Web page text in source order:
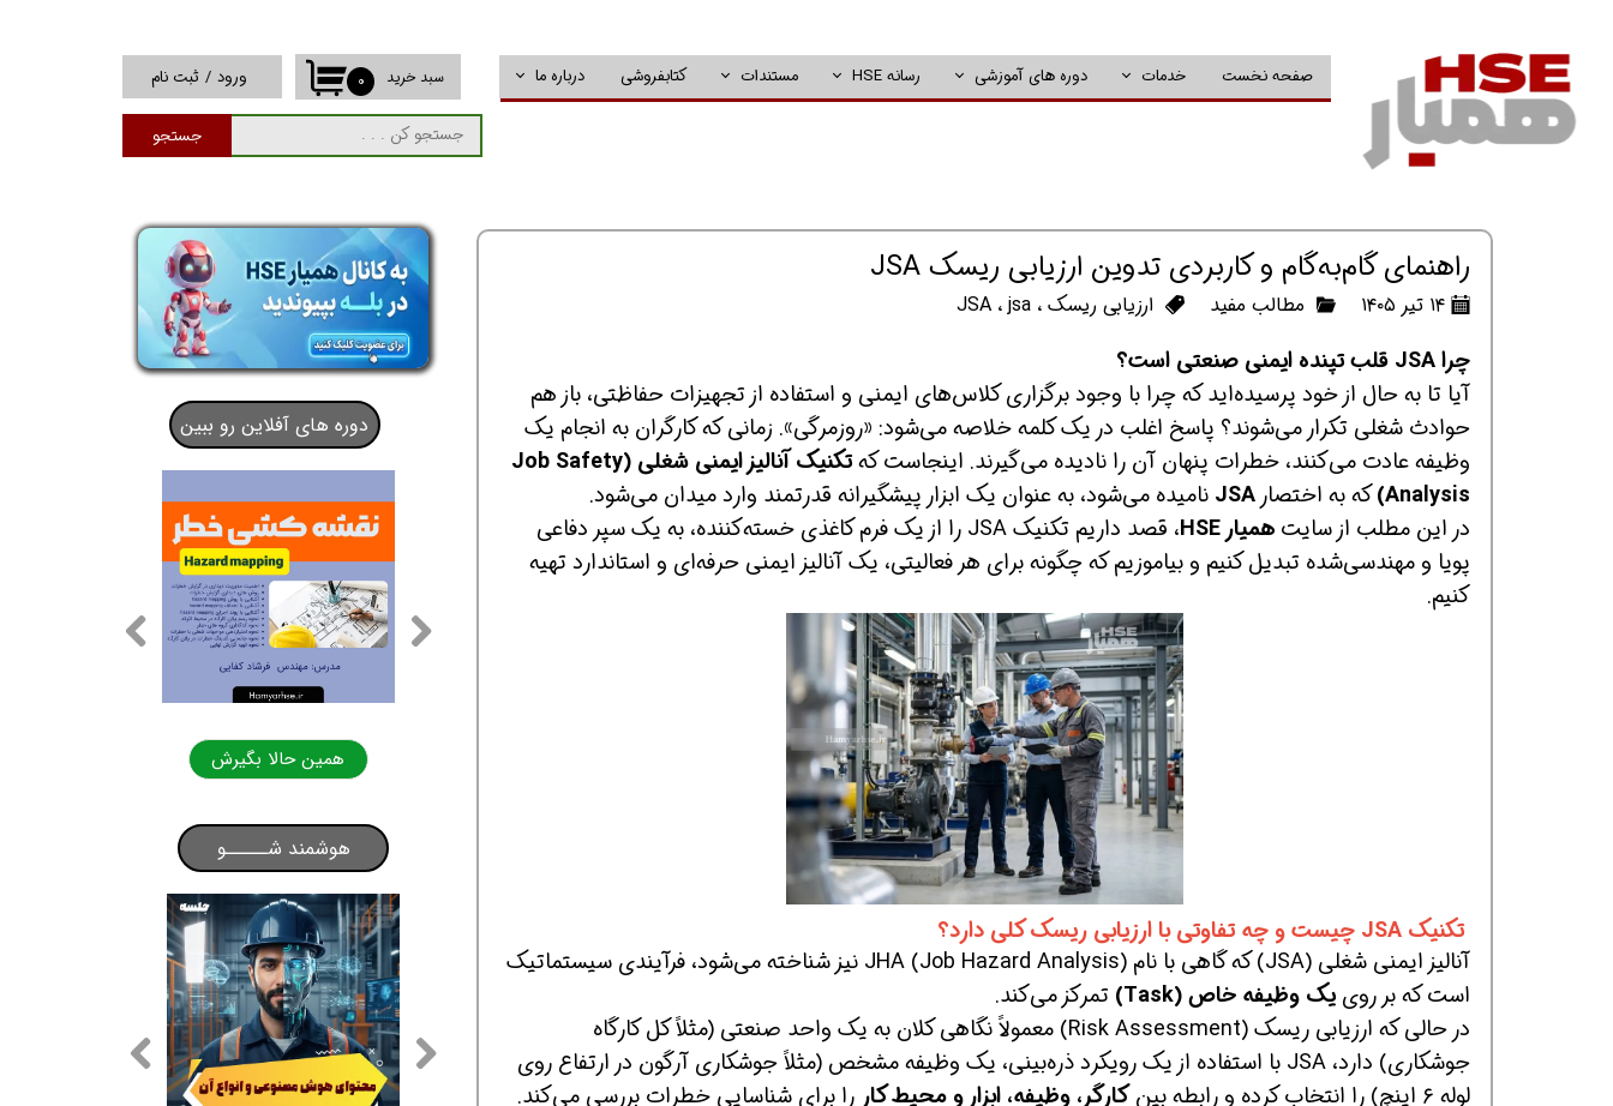
صفحه نخست خدمات دوره های آموزشی رسانه HSE
پادکست Safety Cast
مستندات کتابفروشی درباره ما
جستجو
۰ سبد خرید ورود / ثبت نام
حساب کاربری من
تغییر گذر واژه
خروج از حساب
کاربری
راهنمای گام‌به‌گام و کاربردی تدوین ارزیابی ریسک JSA
۱۴ تیر ۱۴۰۵ مطالب مفید ارزیابی ریسک، JSA ،jsa
چرا JSA قلب تپنده ایمنی صنعتی است؟
آیا تا به حال از خود پرسیده‌اید که چرا با وجود برگزاری کلاس‌های ایمنی و استفاده از تجهیزات حفاظتی، باز هم
حوادث شغلی تکرار می‌شوند؟ پاسخ اغلب در یک کلمه خلاصه می‌شود: «روزمرگی». زمانی که کارگران به انجام یک
وظیفه عادت می‌کنند، خطرات پنهان آن را نادیده می‌گیرند. اینجاست که
تکنیک آنالیز ایمنی شغلی (Job Safety
Analysis) که به اختصار JSA نامیده می‌شود، به عنوان یک ابزار پیشگیرانه قدرتمند وارد میدان می‌شود.
در این مطلب از سایت همیار HSE
، قصد داریم تکنیک JSA را از یک فرم کاغذی خسته‌کننده، به یک سپر دفاعی
پویا و مهندسی‌شده تبدیل کنیم و بیاموزیم که چگونه برای هر فعالیتی، یک آنالیز ایمنی حرفه‌ای و استاندارد تهیه
کنیم.
تکنیک JSA چیست و چه تفاوتی با ارزیابی ریسک کلی دارد؟
آنالیز ایمنی شغلی (JSA) که گاهی با نام JHA (Job Hazard Analysis) نیز شناخته می‌شود، فرآیندی سیستماتیک
است که بر روی یک وظیفه خاص (Task)
تمرکز می‌کند.
در حالی که ارزیابی ریسک (Risk Assessment) معمولاً نگاهی کلان به یک واحد صنعتی (مثلاً کل کارگاه
جوشکاری) دارد، JSA با استفاده از یک رویکرد ذره‌بینی، یک وظیفه مشخص (مثلاً جوشکاری آرگون در ارتفاع روی
لوله ۶ اینچ) را انتخاب کرده و رابطه بین
کارگر، وظیفه، ابزار و محیط کار را برای شناسایی خطرات بررسی می‌کند.
همین حالا بگیرش همین حالا بگیرش همین حالا بگیرش
دوره های آفلاین رو ببین
هوشمند شـــــو